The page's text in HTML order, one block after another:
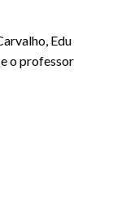
Edu
o professor